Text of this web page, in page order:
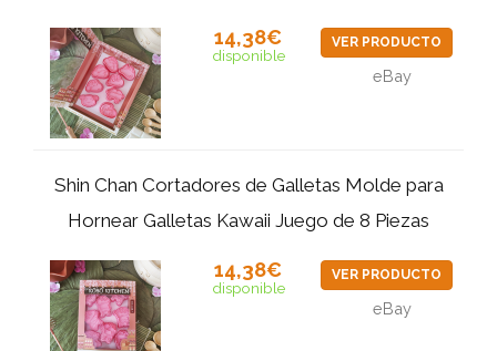
14,38€
disponible
VER PRODUCTO
eBay
Shin Chan Cortadores de Galletas Molde para
Hornear Galletas Kawaii Juego de 8 Piezas
14,38€
disponible
VER PRODUCTO
eBay